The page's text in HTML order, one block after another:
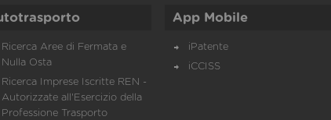
Ricerca Aree di Fermata e
Nulla Osta
Ricerca Imprese Iscritte REN -
Autorizzate all'Esercizio della
Professione Trasporto
App Mobile
iPatente
iCCISS